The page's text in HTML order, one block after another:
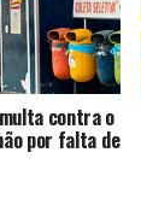
contra o
por falta de